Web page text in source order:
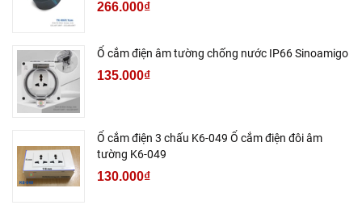
266.000₫
Ổ cắm điện âm tường chống nước IP66 Sinoamigo
135.000₫
Ổ cắm điện 3 chấu K6-049 Ổ cắm điện đôi âm
tường K6-049
130.000₫